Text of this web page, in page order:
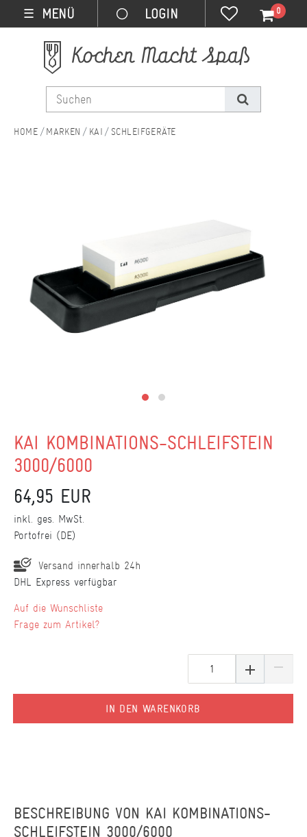
☰ MENÜ 0
MARKEN KAI SCHLEIFGERÄTE
KAI KOMBINATIONS-SCHLEIFSTEIN
3000/6000
64,95 EUR
inkl. ges. MwSt.
Portofrei (DE)
Versand innerhalb 24h
DHL Express verfügbar
IN DEN WARENKORB
Wunschliste
Frage zum Artikel?
BESCHREIBUNG VON KAI KOMBINATIONS-
SCHLEIFSTEIN 3000/6000